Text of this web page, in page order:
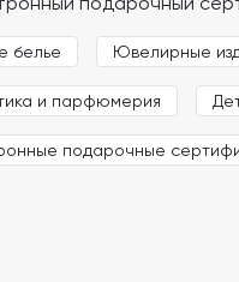
белье Ювелирные
и парфюмерия
подарочные